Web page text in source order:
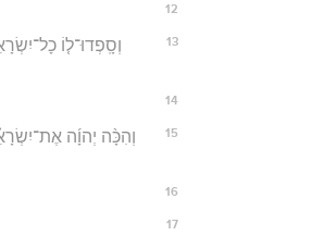
12
13
וְסָֽפְדוּ־ל֤וֹ
14
15
וְהִכָּ֨ה יְהוָ֜ה
16
17